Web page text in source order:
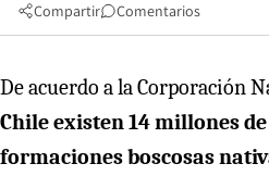
Compartir Comentarios
De acuerdo a la Corporación
Chile existen 14 millones
formaciones boscosas